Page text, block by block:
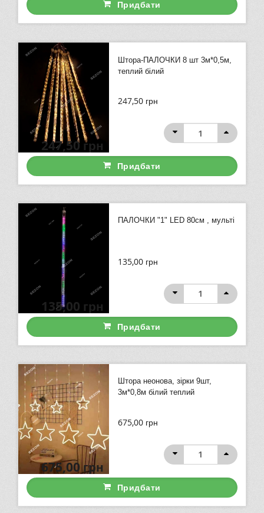
Придбати
Штора-ПАЛОЧКИ 8 шт 3м*0,5м,
теплий білий
247,50 грн
247,50 грн
Придбати
ПАЛОЧКИ "1" LED 80см , мульті
135,00 грн
135,00 грн
Придбати
Штора неонова, зірки 9шт,
3м*0,8м білий теплий
675,00 грн
675,00грн
Придбати